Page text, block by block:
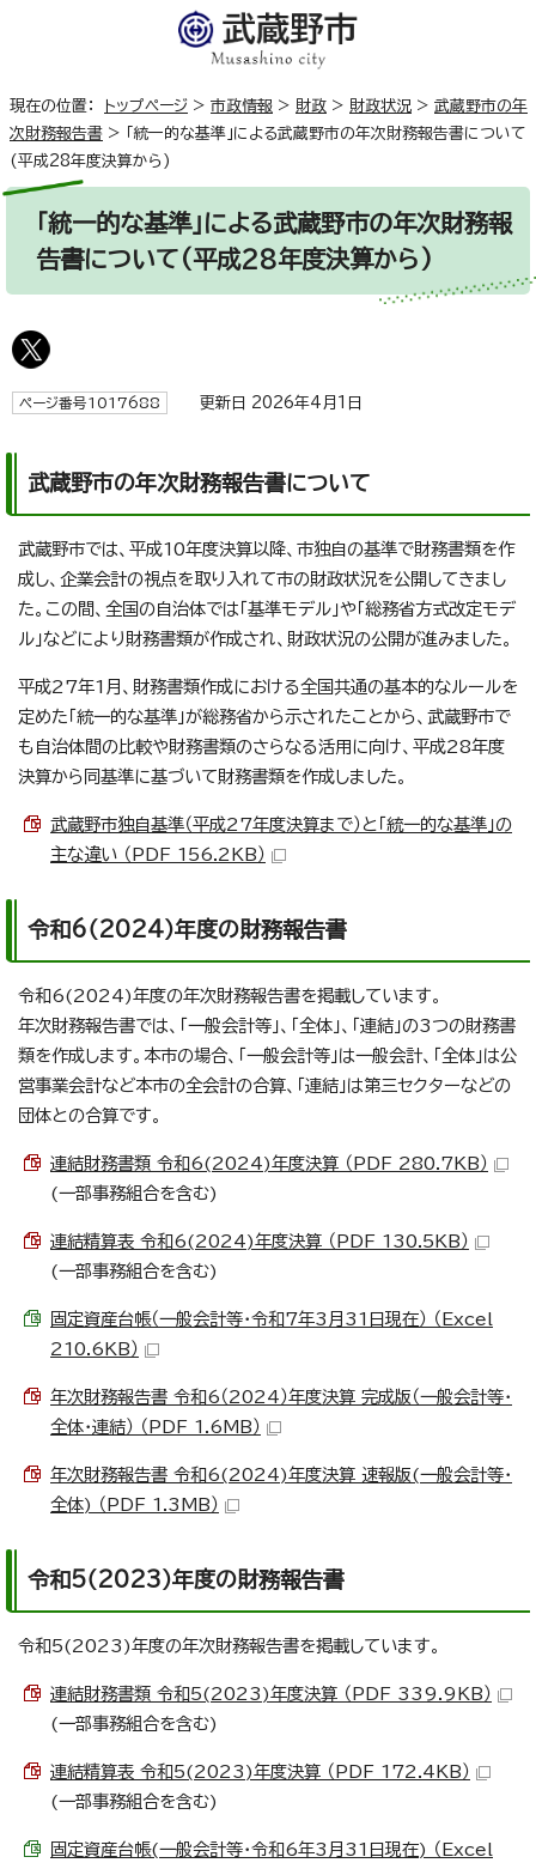
現在の位置： トップページ > 市政情報 > 財政 > 財政状況 > 武蔵野市の年
次財務報告書 > 「統一的な基準」による武蔵野市の年次財務報告書について
(平成28年度決算から)
「統一的な基準」による武蔵野市の年次財務報
告書について(平成28年度決算から)
ページ番号1017688 更新日 2026年4月1日
武蔵野市の年次財務報告書について
武蔵野市では、平成10年度決算以降、市独自の基準で財務書類を作
成し、企業会計の視点を取り入れて市の財政状況を公開してきまし
た。この間、全国の自治体では「基準モデル」や「総務省方式改定モデ
ル」などにより財務書類が作成され、財政状況の公開が進みました。
平成27年1月、財務書類作成における全国共通の基本的なルールを
定めた「統一的な基準」が総務省から示されたことから、武蔵野市で
も自治体間の比較や財務書類のさらなる活用に向け、平成28年度
決算から同基準に基づいて財務書類を作成しました。
武蔵野市独自基準（平成27年度決算まで）と「統一的な基準」の
主な違い （PDF 156.2KB）
令和6（2024）年度の財務報告書
令和6(2024)年度の年次財務報告書を掲載しています。
年次財務報告書では、「一般会計等」、「全体」、「連結」の3つの財務書
類を作成します。本市の場合、「一般会計等」は一般会計、「全体」は公
営事業会計など本市の全会計の合算、「連結」は第三セクターなどの
団体との合算です。
連結財務書類 令和6(2024)年度決算 （PDF 280.7KB）
(一部事務組合を含む)
連結精算表 令和6(2024)年度決算 （PDF 130.5KB）
(一部事務組合を含む)
固定資産台帳（一般会計等・令和7年3月31日現在） （Excel
210.6KB）
年次財務報告書 令和6（2024）年度決算 完成版（一般会計等・
全体・連結） （PDF 1.6MB）
年次財務報告書 令和6(2024)年度決算 速報版(一般会計等・
全体) （PDF 1.3MB）
令和5（2023）年度の財務報告書
令和5(2023)年度の年次財務報告書を掲載しています。
連結財務書類 令和5(2023)年度決算 （PDF 339.9KB）
(一部事務組合を含む)
連結精算表 令和5(2023)年度決算 （PDF 172.4KB）
(一部事務組合を含む)
固定資産台帳(一般会計等・令和6年3月31日現在) （Excel